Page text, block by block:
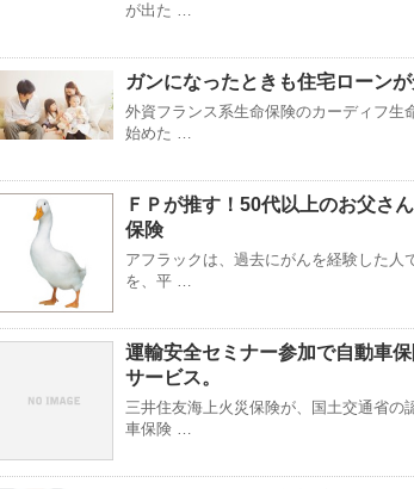
が出た …
ガンになったときも住宅ローン
外資フランス系生命保険のカーディフ生
始めた …
ＦＰが推す！50代以上のお父さ
保険
アフラックは、過去にがんを経験した
を、平 …
運輸安全セミナー参加で自動車
サービス。
三井住友海上火災保険が、国土交通省の
車保険 …